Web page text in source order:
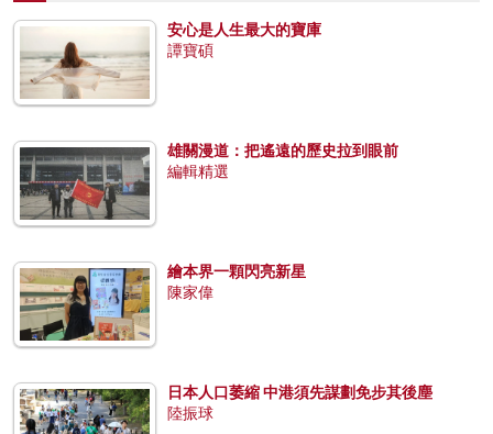
安心是人生最大的寶庫
譚寶碩
雄關漫道：把遙遠的歷史拉到眼前
編輯精選
繪本界一顆閃亮新星
陳家偉
日本人口萎縮 中港須先謀劃免步其後塵
陸振球